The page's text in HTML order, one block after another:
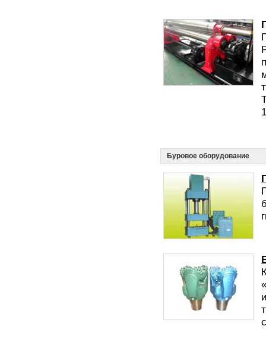
Буровое оборудование